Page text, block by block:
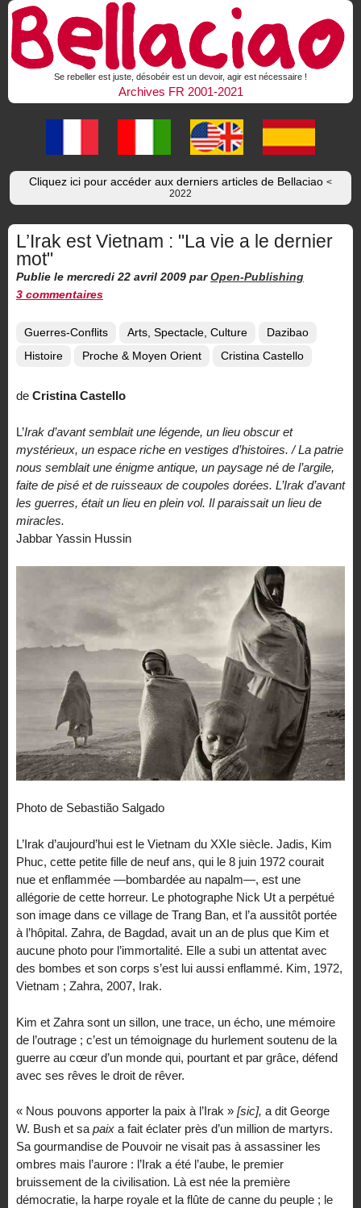
Se rebeller est juste, désobéir est un devoir, agir est nécessaire !
Archives FR 2001-2021
Cliquez ici pour accéder aux derniers articles de Bellaciao <
2022
L’Irak est Vietnam : "La vie a le dernier
mot"
Publie le mercredi 22 avril 2009 par Open-Publishing
3 commentaires
Guerres-Conflits Arts, Spectacle, Culture
Dazibao
Histoire
Proche & Moyen Orient Cristina Castello
de Cristina Castello
L’Irak d’avant semblait une légende, un lieu obscur et
mystérieux, un espace riche en vestiges d’histoires. / La patrie
nous semblait une énigme antique, un paysage né de l’argile,
faite de pisé et de ruisseaux de coupoles dorées. L’Irak d’avant
les guerres, était un lieu en plein vol. Il paraissait un lieu de
miracles.
Jabbar Yassin Hussin
Photo de Sebastião Salgado
L’Irak d’aujourd’hui est le Vietnam du XXIe siècle. Jadis, Kim
Phuc, cette petite fille de neuf ans, qui le 8 juin 1972 courait
nue et enflammée —bombardée au napalm—, est une
allégorie de cette horreur. Le photographe Nick Ut a perpétué
son image dans ce village de Trang Ban, et l’a aussitôt portée
à l’hôpital. Zahra, de Bagdad, avait un an de plus que Kim et
aucune photo pour l’immortalité. Elle a subi un attentat avec
des bombes et son corps s’est lui aussi enflammé. Kim, 1972,
Vietnam ; Zahra, 2007, Irak.
Kim et Zahra sont un sillon, une trace, un écho, une mémoire
de l’outrage ; c’est un témoignage du hurlement soutenu de la
guerre au cœur d’un monde qui, pourtant et par grâce, défend
avec ses rêves le droit de rêver.
« Nous pouvons apporter la paix à l’Irak » [sic], a dit George
W. Bush et sa paix a fait éclater près d’un million de martyrs.
Sa gourmandise de Pouvoir ne visait pas à assassiner les
ombres mais l’aurore : l’Irak a été l’aube, le premier
bruissement de la civilisation. Là est née la première
démocratie, la harpe royale et la flûte de canne du peuple ; le